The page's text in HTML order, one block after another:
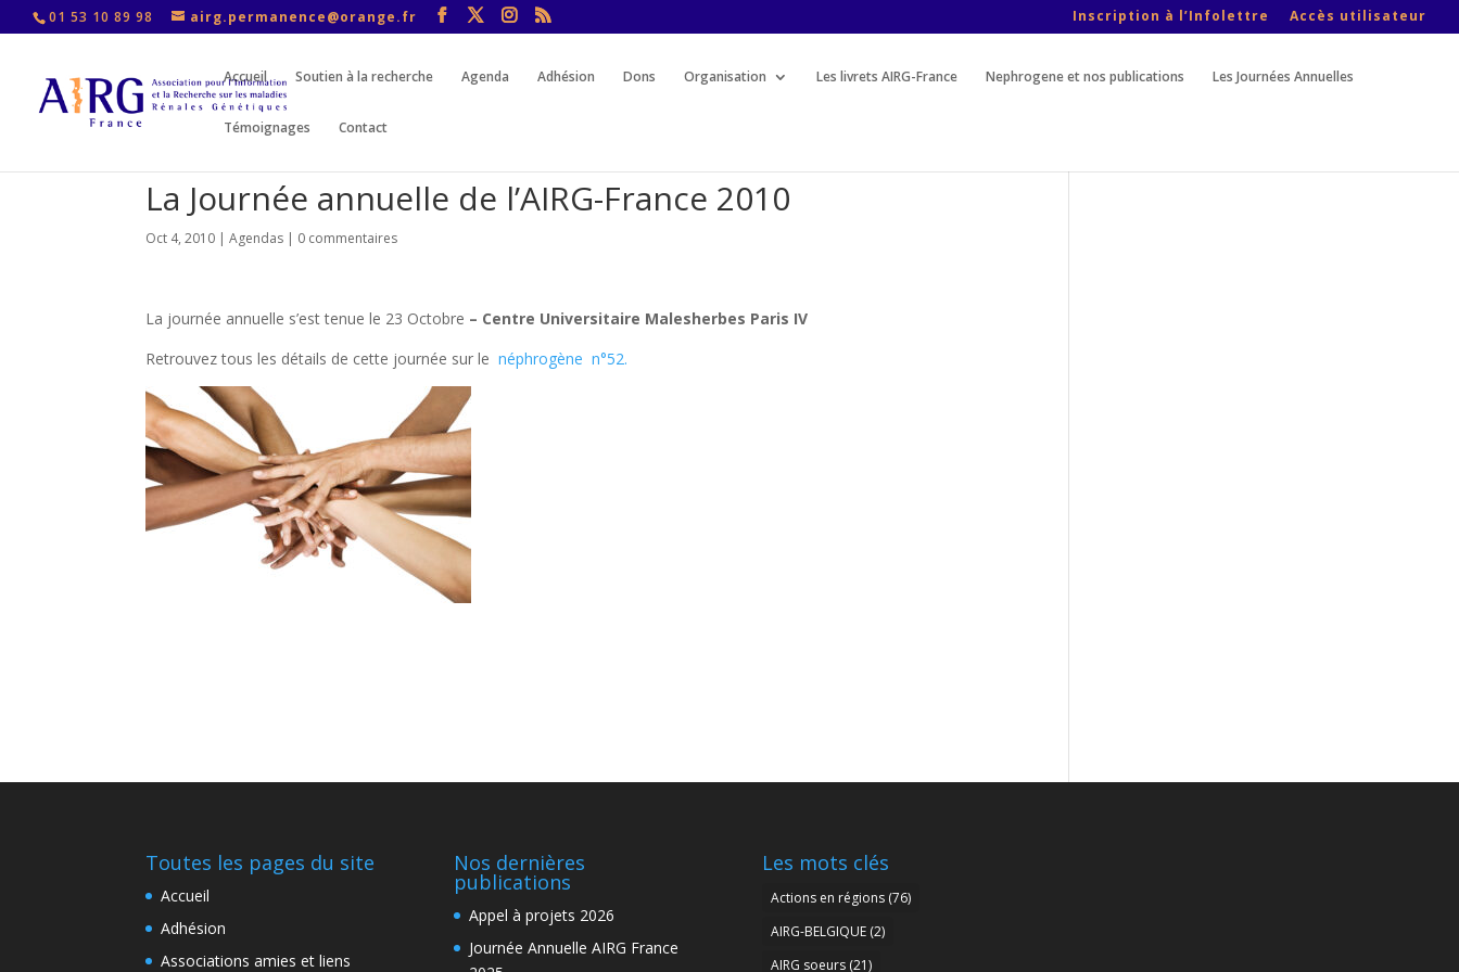
01 53 10 89 98 airg.permanence@orange.fr Inscription à l’Infolettre Accès utilisateur
Accueil Soutien à la recherche Agenda Adhésion Dons Organisation Les livrets AIRG-France Nephrogene et nos publications Les Journées Annuelles
Témoignages Contact
La Journée annuelle de l’AIRG-France 2010
Oct 4, 2010 |Agendas | 0 commentaires
La journée annuelle s’est tenue le 23 Octobre – Centre Universitaire Malesherbes Paris IV
Retrouvez tous les détails de cette journée sur lenéphrogène n°52.
Toutes les pages du site
Accueil
Adhésion
Associations amies et liens
Nos dernières
publications
Appel à projets 2026
Journée Annuelle AIRG France
Les mots clés
Actions en régions(76)
AIRG-BELGIQUE(2)
AIRG soeurs(21)